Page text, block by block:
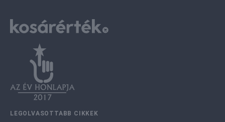
LEGOLVASOTTABB CIKKEK